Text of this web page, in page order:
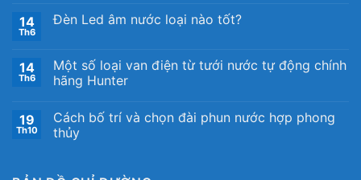
14
Th6
Đèn Led âm nước loại nào tốt?
14
Th6
Một số loại van điện từ tưới nước tự động chính
hãng Hunter
19
Th10
Cách bố trí và chọn đài phun nước hợp phong
thủy